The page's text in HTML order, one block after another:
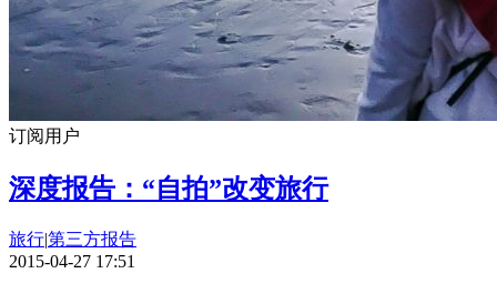
订阅用户
深度报告：“自拍”改变旅行
旅行|第三方报告
2015-04-27 17:51